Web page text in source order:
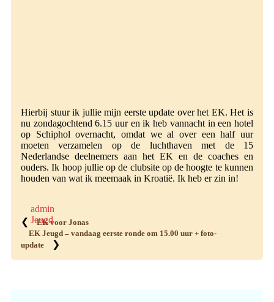
Hierbij stuur ik jullie mijn eerste update over het EK. Het is
nu zondagochtend 6.15 uur en ik heb vannacht in een hotel
op Schiphol overnacht, omdat we al over een half uur
moeten verzamelen op de luchthaven met de 15
Nederlandse deelnemers aan het EK en de coaches en
ouders. Ik hoop jullie op de clubsite op de hoogte te kunnen
houden van wat ik meemaak in Kroatië. Ik heb er zin in!
admin
Jeugd
❮
EK voor Jonas
EK Jeugd – vandaag eerste ronde om 15.00 uur + foto-
update
❯